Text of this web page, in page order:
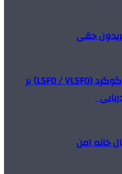
حقی
تأثیر سوخت‌های کم‌گوگرد (LSFO / VLSFO) بر
خانه امن